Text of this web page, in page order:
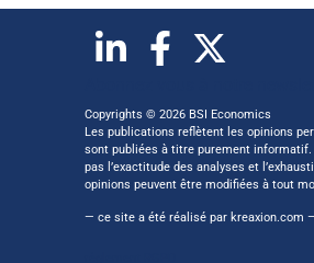
Copyrights © 2026 BSI Economics
Les publications reflètent les opinions
sont publiées à titre purement
pas l’exactitude des analyses et
opinions peuvent être modifiées à tout
— ce site a été réalisé par kreaxion.com